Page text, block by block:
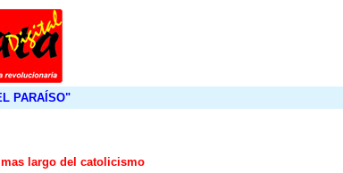
PARAÍSO"
largo del catolicismo